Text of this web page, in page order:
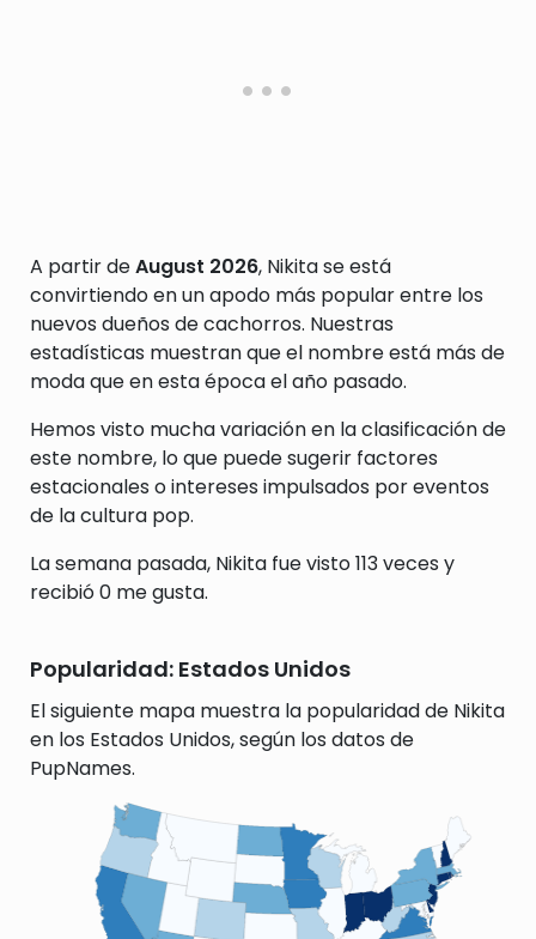
A partir deAugust 2026, Nikita se está
convirtiendo en un apodo más popular entre los
nuevos dueños de cachorros. Nuestras
estadísticas muestran que el nombre está más de
moda que en esta época el año pasado.
Hemos visto mucha variación en la clasificación de
este nombre, lo que puede sugerir factores
estacionales o intereses impulsados por eventos
de la cultura pop.
La semana pasada, Nikita fue visto 113 veces y
recibió 0 me gusta.
Popularidad: Estados Unidos
El siguiente mapa muestra la popularidad de Nikita
en los Estados Unidos, según los datos de
PupNames.